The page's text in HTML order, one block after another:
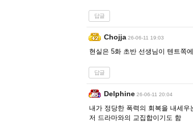
답글
Chojja 26-06-11 19:03
현실은 5화 초반 선생님이 텐트쪽
답글
Delphine 26-06-11 20:04
내가 정당한 폭력의 회복을 내세우
저 드라마와의 교집합이기도 함